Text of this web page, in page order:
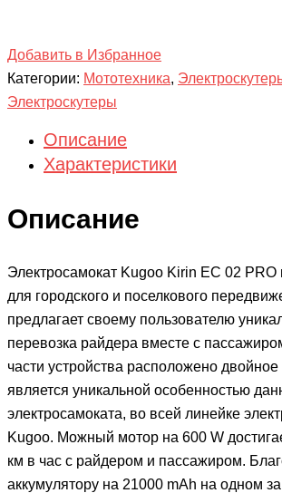
Добавить в Избранное
Категории: Мототехника,
Электроскутеры
Описание
Характеристики
Описание
Электросамокат Kugoo Kirin EC 02 PRO
для городского и поселкового
предлагает своему пользователю
перевозка райдера вместе с
части устройства расположено
является уникальной особенностью
электросамоката, во всей линейке
Kugoo. Можный мотор на 600 W
км в час с райдером и пассажиром.
аккумулятору на 21000 mAh на одном